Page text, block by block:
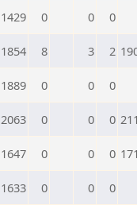
1429 0 0 0
1854 8 3 2
1889 0 0 0
2063 0 0 0
1647 0 0 0
1633 0 0 0